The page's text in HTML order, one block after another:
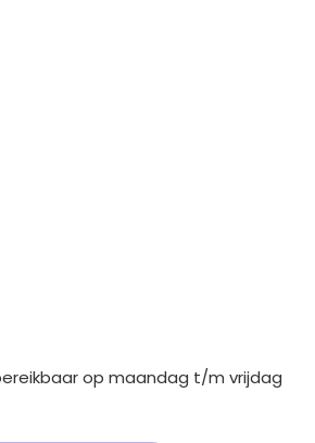
op maandag t/m vrijdag